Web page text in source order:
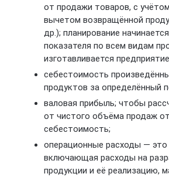
от продажи товаров, с
вычетом возвращённой
др.); планирование
показателя по всем видам
изготавливается
себестоимость
продуктов за определённый
валовая прибыль; чтобы
от чистого объёма продаж
себестоимость;
операционные расходы — это
включающая расходы на
продукции и её реализацию,